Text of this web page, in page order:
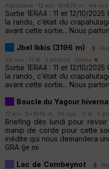
Alpinisme · 12 km · D+870 m · 44 vus
Sortie 1ERA4 : 11 et 12/10/
la rando, c’était du
avant cette sortie... Nous
Jbel Ikkis (3196 m)
36 vus · 11 dl · 3 photos · Iannis
Sortie 1ERA4 : 11 et 12/10/
la rando, c’était du
avant cette sortie... Nous
Boucle du Yagour
17 km · D+1010 m · 36 vus · 11 dl · 5
Briefing dès lundi pour
manip de corde pour cette
inédite qui nous demandera
GRA (je mi
Lac de Combeynot